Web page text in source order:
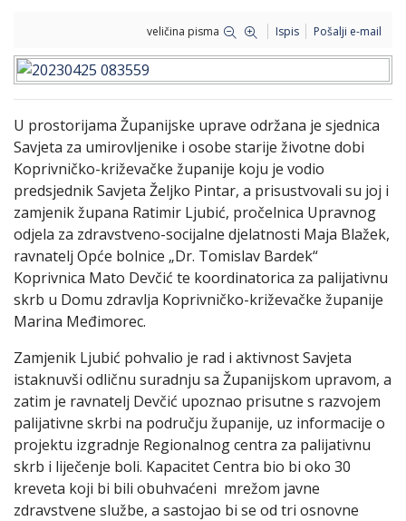
veličina pisma Ispis Pošalji e-mail
U prostorijama Županijske uprave održana je sjednica
Savjeta za umirovljenike i osobe starije životne dobi
Koprivničko-križevačke županije koju je vodio
predsjednik Savjeta Željko Pintar, a prisustvovali su joj i
zamjenik župana Ratimir Ljubić, pročelnica Upravnog
odjela za zdravstveno-socijalne djelatnosti Maja Blažek,
ravnatelj Opće bolnice „Dr. Tomislav Bardek“
Koprivnica Mato Devčić te koordinatorica za palijativnu
skrb u Domu zdravlja Koprivničko-križevačke županije
Marina Međimorec.
Zamjenik Ljubić pohvalio je rad i aktivnost Savjeta
istaknuvši odličnu suradnju sa Županijskom upravom, a
zatim je ravnatelj Devčić upoznao prisutne s razvojem
palijativne skrbi na području županije, uz informacije o
projektu izgradnje Regionalnog centra za palijativnu
skrb i liječenje boli. Kapacitet Centra bio bi oko 30
kreveta koji bi bili obuhvaćeni mrežom javne
zdravstvene službe, a sastojao bi se od tri osnovne